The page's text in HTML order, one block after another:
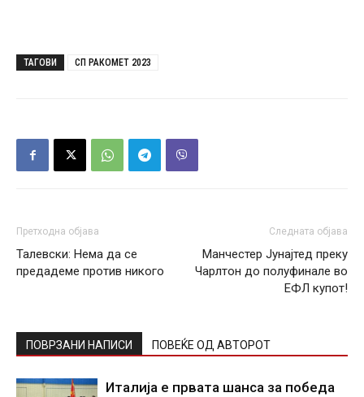
ТАГОВИ СП РАКОМЕТ 2023
Претходна објава
Талевски: Нема да се
предадеме против никого
Следната објава
Манчестер Јунајтед преку
Чарлтон до полуфинале во
ЕФЛ купот!
ПОВРЗАНИ НАПИСИ ПОВЕЌЕ ОД АВТОРОТ
Италија е првата шанса за победа